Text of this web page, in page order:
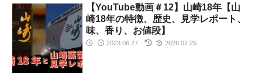
【YouTube動画＃12】山崎18年【山
崎18年の特徴、歴史、見学レポート、
味、香り、お値段】
2023.06.27 2026.07.25